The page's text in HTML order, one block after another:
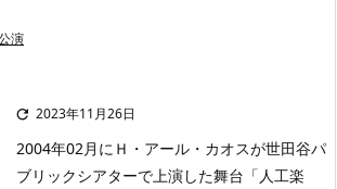
演
 2023年11月26日
2004年02月にＨ・アール・カオスが世田谷パ
ブリックシアターで上演した舞台「人工楽